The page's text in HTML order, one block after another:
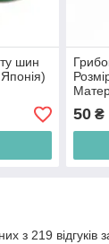
шин
50₴
з 219 відгуків